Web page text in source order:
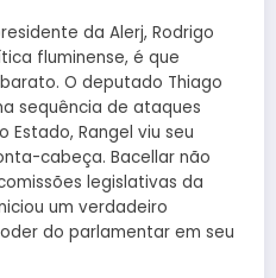
da Alerj, Rodrigo
fluminense, é que
O deputado Thiago
sequência de ataques
Rangel viu seu
cabeça. Bacellar não
legislativas da
um verdadeiro
do parlamentar em seu